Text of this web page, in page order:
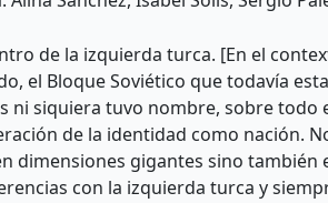
de la izquierda turca. [En el
el Bloque Soviético que todavía
siquiera tuvo nombre, sobre todo
de la identidad como nación.
dimensiones gigantes sino
con la izquierda turca y